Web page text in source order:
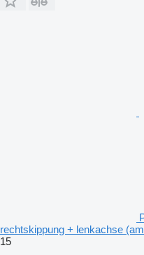
rechtskippung + lenkachse
15